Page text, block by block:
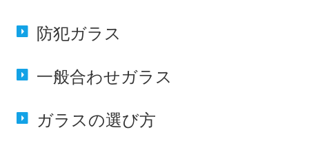
防犯ガラス
一般合わせガラス
ガラスの選び方